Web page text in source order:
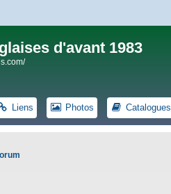
d'avant 1983
Liens Photos Catalogues